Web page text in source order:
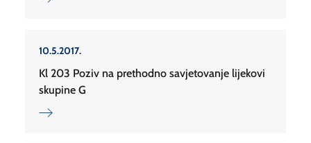
10.5.2017.
Kl 203 Poziv na prethodno savjetovanje lijekovi
skupine G